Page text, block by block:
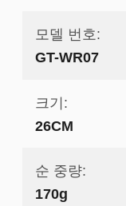
모델 번호:
GT-WR07
크기:
26CM
순 중량:
170g